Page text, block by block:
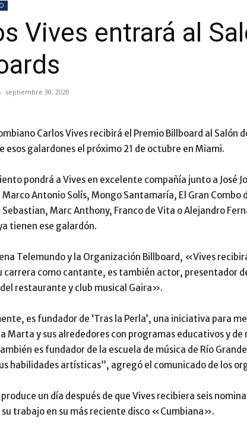
Vives entrará al
- septiembre 30, 2020
Carlos Vives recibirá el Premio Billboard al Salón
esos galardones el próximo 21 de octubre en Miami.
pondrá a Vives en excelente compañía junto a José
Marco Antonio Solís, Mongo Santamaría, El Gran Combo
Sebastian, Marc Anthony, Franco de Vita o Alejandro
tienen ese galardón.
Telemundo y la Organización Billboard, «Vives
carrera como cantante, es también actor, presentador
del restaurante y club musical Gaira».
es fundador de ‘Tras la Perla’, una iniciativa para
Marta y sus alrededores con programas educativos y de
es fundador de la escuela de música de Río
habilidades artísticas”, agregó el comunicado de los
produce un día después de que Vives recibiera seis
su trabajo en su más reciente disco «Cumbiana».